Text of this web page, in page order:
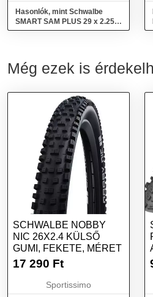
Hasonlók, mint Schwalbe
SMART SAM PLUS 29 x 2.25
Külső gumi, fekete, méret
Még ezek is
SCHWALBE NOBBY
NIC 26X2.4 KÜLSŐ
GUMI, FEKETE, MÉRET
17 290 Ft
Sportissimo